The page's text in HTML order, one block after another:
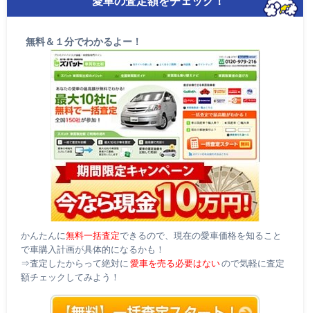
無料＆１分でわかるよー！
かんたんに無料一括査定できるので、現在の愛車価格を知ること
で車購入計画が具体的になるかも！
⇒査定したからって絶対に 愛車を売る必要はないので気軽に査定
額チェックしてみよう！